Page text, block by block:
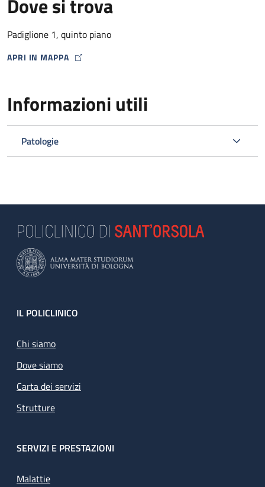
Dove si trova
Padiglione 1, quinto piano
APRI IN MAPPA
MAP ICON
Informazioni utili
Patologie
Footer
IL POLICLINICO
Chi siamo
Dove siamo
Carta dei servizi
Strutture
SERVIZI E PRESTAZIONI
Malattie